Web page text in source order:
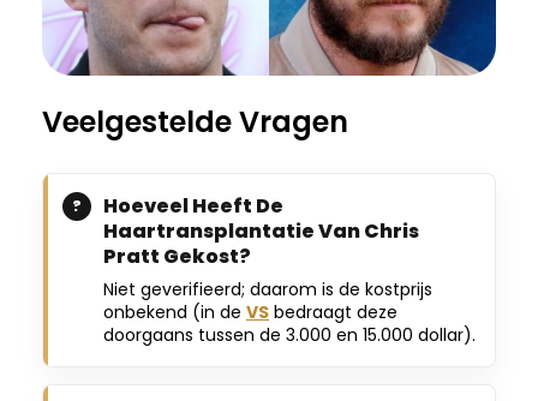
Veelgestelde Vragen
Hoeveel Heeft De
Haartransplantatie Van Chris
Pratt Gekost?
Niet geverifieerd; daarom is de kostprijs
onbekend (in de VS bedraagt deze
doorgaans tussen de 3.000 en 15.000 dollar).